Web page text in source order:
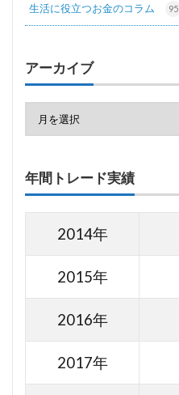
生活に役立つお金のコラム
95
アーカイブ
年間トレード実績
2014年
2015年
2016年
2017年